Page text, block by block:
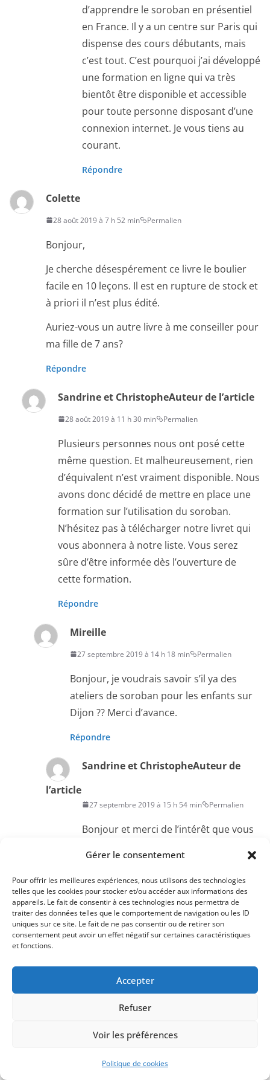
Gérer le consentement
Pour offrir les meilleures expériences, nous utilisons des technologies
telles que les cookies pour stocker et/ou accéder aux informations des
appareils. Le fait de consentir à ces technologies nous permettra de
traiter des données telles que le comportement de navigation ou les ID
uniques sur ce site. Le fait de ne pas consentir ou de retirer son
consentement peut avoir un effet négatif sur certaines caractéristiques
et fonctions.
Accepter
Refuser
Voir les préférences
Politique de cookies
d’apprendre le soroban en présentiel
en France. Il y a un centre sur Paris qui
dispense des cours débutants, mais
c’est tout. C’est pourquoi j’ai développé
une formation en ligne qui va très
bientôt être disponible et accessible
pour toute personne disposant d’une
connexion internet. Je vous tiens au
courant.
Répondre
Colette
28 août 2019 à 7 h 52 min Permalien
Bonjour,
Je cherche désespérement ce livre le boulier
facile en 10 leçons. Il est en rupture de stock et
à priori il n’est plus édité.
Auriez-vous un autre livre à me conseiller pour
ma fille de 7 ans?
Répondre
Sandrine et ChristopheAuteur de l’article
28 août 2019 à 11 h 30 min Permalien
Plusieurs personnes nous ont posé cette
même question. Et malheureusement, rien
d’équivalent n’est vraiment disponible. Nous
avons donc décidé de mettre en place une
formation sur l’utilisation du soroban.
N’hésitez pas à télécharger notre livret qui
vous abonnera à notre liste. Vous serez
sûre d’être informée dès l’ouverture de
cette formation.
Répondre
Mireille
27 septembre 2019 à 14 h 18 min Permalien
Bonjour, je voudrais savoir s’il ya des
ateliers de soroban pour les enfants sur
Dijon ?? Merci d’avance.
Répondre
Sandrine et ChristopheAuteur de
l’article
27 septembre 2019 à 15 h 54 min Permalien
Bonjour et merci de l’intérêt que vous
vous répondre. Peut-être qu’au niveau
de la Mairie, vous pourrez trouver des
renseignements. Vous êtes nombreux
à nous poser la question, et nous
N’hésitez pas à vous abonner et nous
vous tiendrons informée.
Répondre